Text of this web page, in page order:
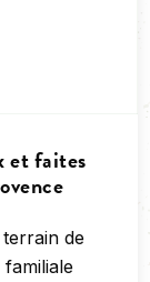
et faites
de